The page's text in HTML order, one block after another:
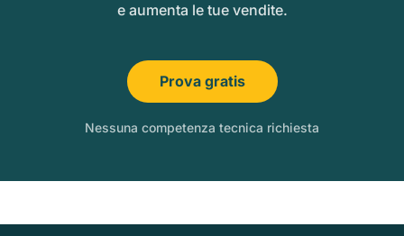
e aumenta le tue vendite.
Prova gratis
Nessuna competenza tecnica richiesta